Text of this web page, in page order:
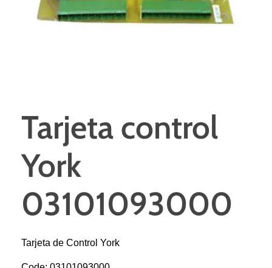
Tarjeta control
York
03101093000
Tarjeta de Control York